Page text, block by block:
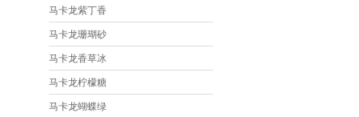
马卡龙紫丁香
马卡龙珊瑚砂
马卡龙香草冰
马卡龙柠檬糖
马卡龙蝴蝶绿